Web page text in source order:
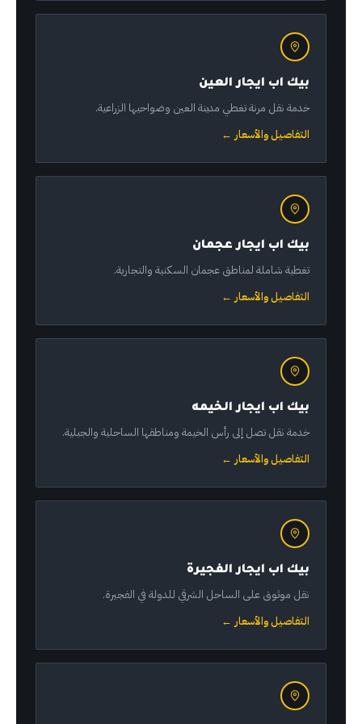
بيك اب ايجار العين
خدمة نقل مرنة تغطي مدينة العين وضواحيها الزراعية.
التفاصيل والأسعار ←
بيك اب ايجار عجمان
تغطية شاملة لمناطق عجمان السكنية والتجارية.
التفاصيل والأسعار ←
بيك اب ايجار الخيمه
خدمة نقل تصل إلى رأس الخيمة ومناطقها الساحلية والجبلية.
التفاصيل والأسعار ←
بيك اب ايجار الفجيرة
نقل موثوق على الساحل الشرقي للدولة في الفجيرة.
التفاصيل والأسعار ←